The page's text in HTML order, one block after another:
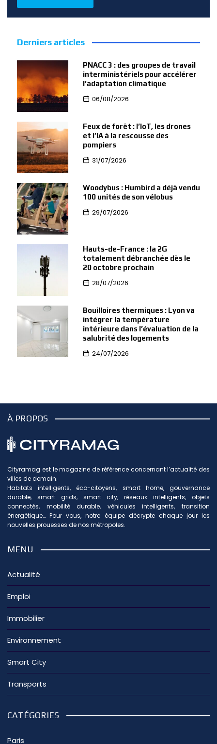
Derniers articles
PNACC 3 : des groupes de travail
interministériels pour accélérer
l’adaptation climatique
06/08/2026
Feux de forêt : l’IoT, les drones
et l’IA à la rescousse des
pompiers
31/07/2026
Woodybus : Humbird a déjà vendu
100 unités de son vélobus
29/07/2026
Hauts-de-France : la 2G
totalement débranchée dès le
20 octobre prochain
28/07/2026
Bouilloires thermiques : Lyon va
intégrer la température
intérieure dans l’évaluation de la
salubrité des logements
24/07/2026
À PROPOS
Cityramag est le magazine de référence concernant l’actualité des
villes de demain.
Habitats intelligents, éco-citoyens, smart home, gouvernance
durable, smart grids, smart city, réseaux intelligents, objets
connectés, mobilité durable, véhicules intelligents, transition
énergétique… Pour vous, notre équipe décrypte chaque jour les
nouvelles prouesses de nos métropoles.
MENU
Actualité
Emploi
Immobilier
Environnement
Smart City
Transports
CATÉGORIES
Paris